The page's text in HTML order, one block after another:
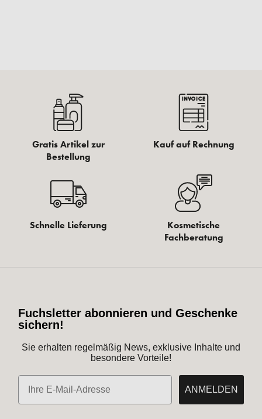
Gratis Artikel zur
Bestellung
Kauf auf Rechnung
Schnelle Lieferung
Kosmetische
Fachberatung
Fuchsletter abonnieren und Geschenke
sichern!
Sie erhalten regelmäßig News, exklusive Inhalte und
besondere Vorteile!
E-Mail
ANMELDEN